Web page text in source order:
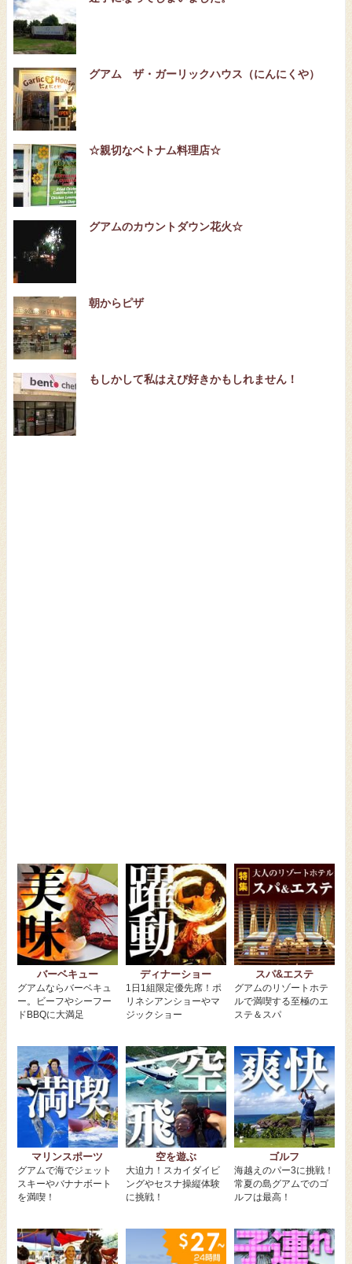
グアム ザ・ガーリックハウス（にんにくや）
☆親切なベトナム料理店☆
グアムのカウントダウン花火☆
朝からピザ
もしかして私はえび好きかもしれません！
バーベキュー
グアムならバーベキュ
ー。ビーフやシーフー
ドBBQに大満足
ディナーショー
1日1組限定優先席！ポ
リネシアンショーやマ
ジックショー
スパ&エステ
グアムのリゾートホテ
ルで満喫する至極のエ
ステ＆スパ
マリンスポーツ
グアムで海でジェット
スキーやバナナボート
を満喫！
空を遊ぶ
大迫力！スカイダイビ
ングやセスナ操縦体験
に挑戦！
ゴルフ
海越えのパー3に挑戦！
常夏の島グアムでのゴ
ルフは最高！